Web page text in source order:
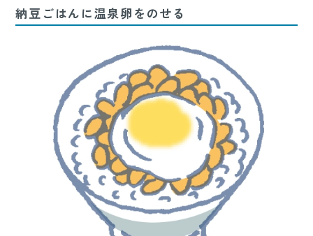
納豆ごはんに温泉卵をのせる